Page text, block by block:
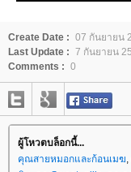
Create Date : 07 กันยายน
Last Update : 7 กันยายน
Comments : 0
ผู้โหวตบล็อกนี้...
คุณสายหมอกและก้อนเมฆ,